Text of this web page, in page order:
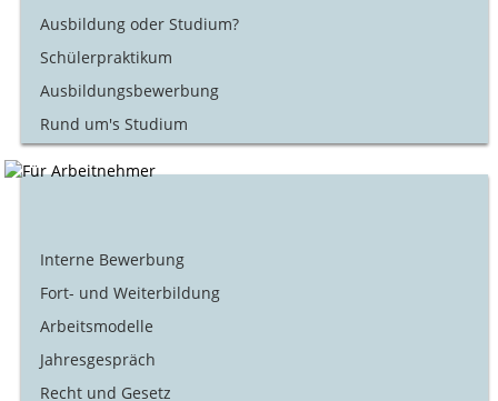
Ausbildung oder Studium?
Schülerpraktikum
Ausbildungsbewerbung
Rund um's Studium
Interne Bewerbung
Fort- und Weiterbildung
Arbeitsmodelle
Jahresgespräch
Recht und Gesetz